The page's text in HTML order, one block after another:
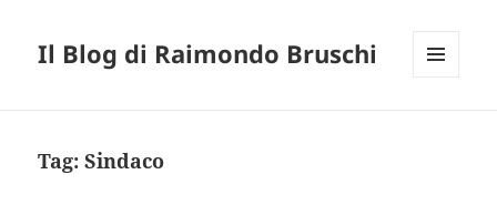
Il Blog di Raimondo Bruschi
Tag:Sindaco